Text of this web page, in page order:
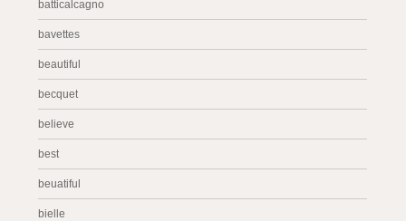
batticalcagno
bavettes
beautiful
becquet
believe
best
beuatiful
bielle